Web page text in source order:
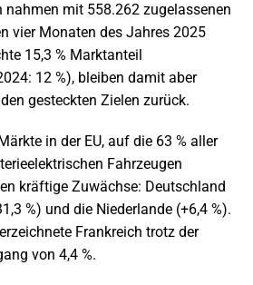
nahmen mit 558.262 zugelassenen
vier Monaten des Jahres 2025
15,3 % Marktanteil
12 %), bleiben damit aber
gesteckten Zielen zurück.
in der EU, auf die 63 % aller
Fahrzeugen
kräftige Zuwächse: Deutschland
%) und die Niederlande (+6,4 %).
Frankreich trotz der
von 4,4 %.